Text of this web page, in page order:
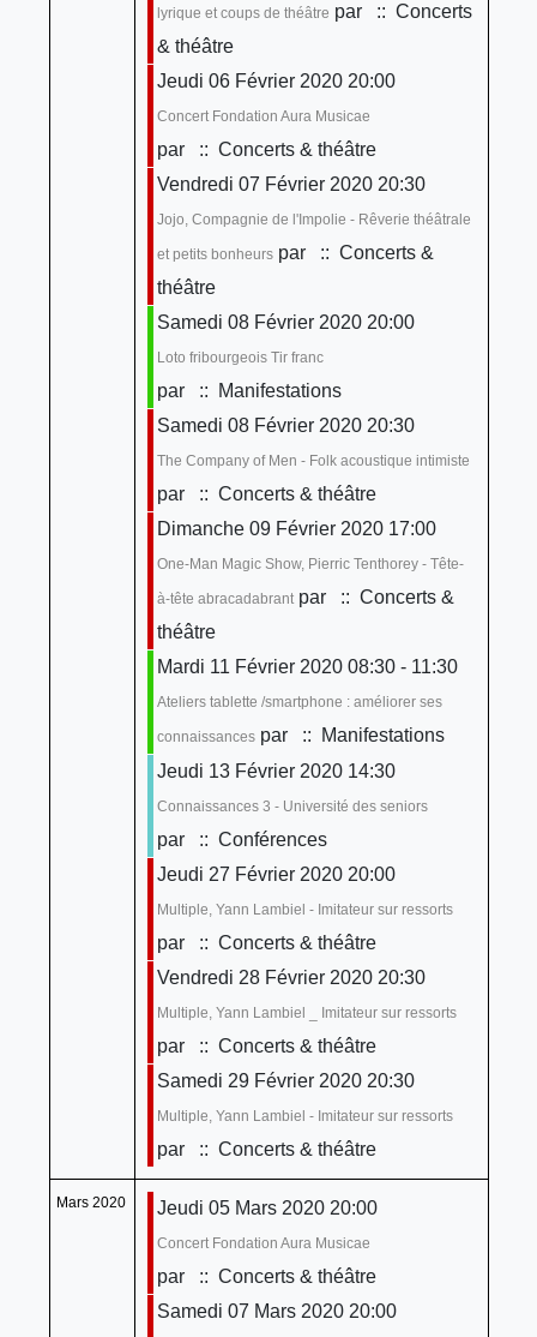
lyrique et coups de théâtre par
:: Concerts
& théâtre
Jeudi 06 Février 2020 20:00
Concert Fondation Aura Musicae
par
:: Concerts & théâtre
Vendredi 07 Février 2020 20:30
Jojo, Compagnie de l'Impolie - Rêverie théâtrale
et petits bonheurspar
:: Concerts &
théâtre
Samedi 08 Février 2020 20:00
Loto fribourgeois Tir franc
par
:: Manifestations
Samedi 08 Février 2020 20:30
The Company of Men - Folk acoustique intimiste
par
:: Concerts & théâtre
Dimanche 09 Février 2020 17:00
One-Man Magic Show, Pierric Tenthorey - Tête-
à-tête abracadabrantpar
:: Concerts &
théâtre
Mardi 11 Février 2020 08:30 - 11:30
Ateliers tablette /smartphone : améliorer ses
connaissancespar
:: Manifestations
Jeudi 13 Février 2020 14:30
Connaissances 3 - Université des seniors
par
:: Conférences
Jeudi 27 Février 2020 20:00
Multiple, Yann Lambiel - Imitateur sur ressorts
par
:: Concerts & théâtre
Vendredi 28 Février 2020 20:30
Multiple, Yann Lambiel _ Imitateur sur ressorts
par
:: Concerts & théâtre
Samedi 29 Février 2020 20:30
Multiple, Yann Lambiel - Imitateur sur ressorts
par :: Concerts & théâtre
Mars 2020 Jeudi 05 Mars 2020 20:00
Concert Fondation Aura Musicae
par
:: Concerts & théâtre
Samedi 07 Mars 2020 20:00